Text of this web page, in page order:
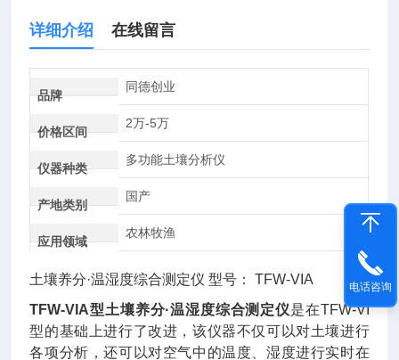
详细介绍 在线留言
品牌
同德创业
价格区间
2万-5万
仪器种类
多功能土壤分析仪
产地类别
国产
应用领域
农林牧渔
土壤养分·温湿度综合测定仪 型号： TFW-VIA
TFW-VIA型土壤养分·温湿度综合测定仪是在TFW-VI
型的基础上进行了改进，该仪器不仅可以对土壤进行
各项分析，还可以对空气中的温度、湿度进行实时在
电话咨询